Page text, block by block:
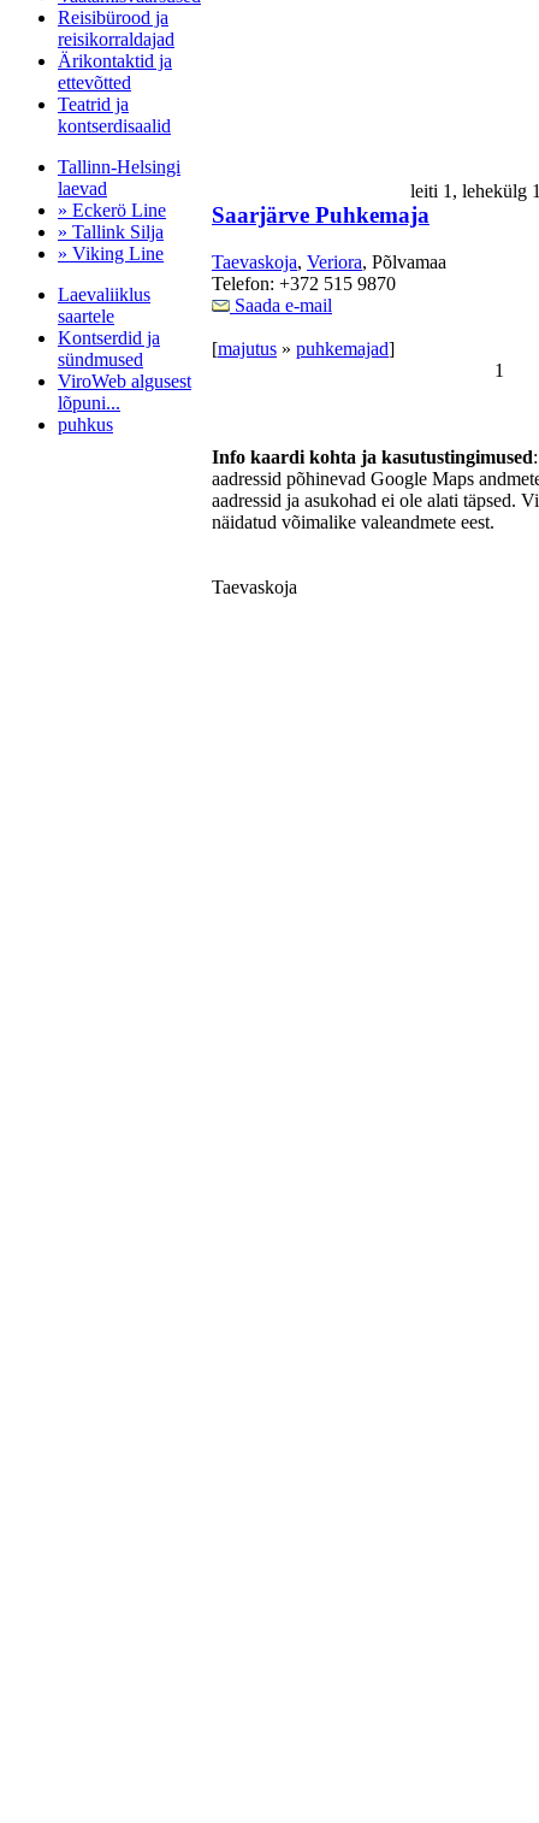
Reisibürood ja
reisikorraldajad
Ärikontaktid ja
ettevõtted
Teatrid ja
kontserdisaalid
Tallinn-Helsingi
laevad
» Eckerö Line
» Tallink Silja
» Viking Line
Laevaliiklus
saartele
Kontserdid ja
sündmused
ViroWeb algusest
lõpuni...
puhkus
leiti 1,
Saarjärve Puhkemaja
Taevaskoja, Veriora, Põlvamaa
Telefon: +372 515 9870
Saada e-mail
[majutus » puhkemajad]
1
Info kaardi kohta ja kasutustingimused
aadressid põhinevad Google Maps
aadressid ja asukohad ei ole alati täpsed.
näidatud võimalike valeandmete eest.
Taevaskoja